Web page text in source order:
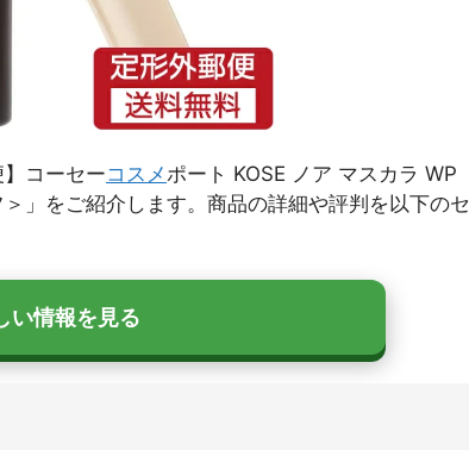
コーセーコスメポート KOSE ノア マスカラ WP
」をご紹介します。商品の詳細や評判を以下のセ
い情報を見る